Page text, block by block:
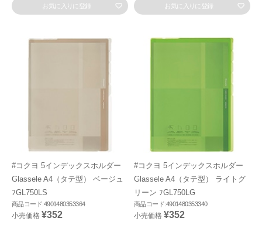
お気に入りに登録 お気に入りに登録
#コクヨ 5インデックスホルダー
Glassele A4（タテ型） ベージュ
ﾌGL750LS
商品コード:4901480353364
小売価格 ¥352
#コクヨ 5インデックスホルダー
Glassele A4（タテ型） ライトグ
リーン ﾌGL750LG
商品コード:4901480353340
小売価格 ¥352